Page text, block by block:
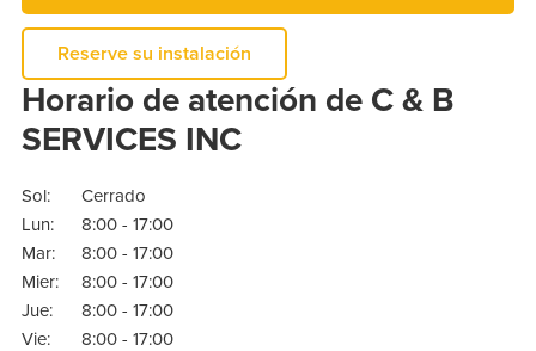
Reserve su instalación
Horario de atención de C & B
SERVICES INC
Sol:
Cerrado
Lun:
8:00 - 17:00
Mar:
8:00 - 17:00
Mier:
8:00 - 17:00
Jue:
8:00 - 17:00
Vie:
8:00 - 17:00